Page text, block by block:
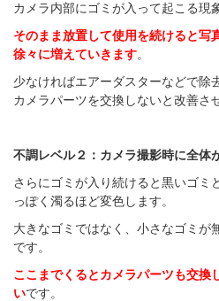
カメラ内部にゴミが入って起こる現
そのまま放置して使用を続けると写
徐々に増えていきます。
少なければエアーダスターなどで除
カメラパーツを交換しないと改善さ
不調レベル２：カメラ撮影時に全体
さらにゴミが入り続けると黒いゴミ
っぽく濁るほど変色します。
大きなゴミではなく、小さなゴミが
です。
ここまでくるとカメラパーツも交換
いです。